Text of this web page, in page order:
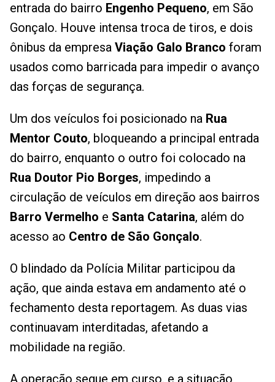
entrada do bairro Engenho Pequeno, em São
Gonçalo. Houve intensa troca de tiros, e dois
ônibus da empresa Viação Galo Branco foram
usados como barricada para impedir o avanço
das forças de segurança.
Um dos veículos foi posicionado na Rua
Mentor Couto, bloqueando a principal entrada
do bairro, enquanto o outro foi colocado na
Rua Doutor Pio Borges, impedindo a
circulação de veículos em direção aos bairros
Barro Vermelho e Santa Catarina, além do
acesso ao Centro de São Gonçalo.
O blindado da Polícia Militar participou da
ação, que ainda estava em andamento até o
fechamento desta reportagem. As duas vias
continuavam interditadas, afetando a
mobilidade na região.
A operação segue em curso, e a situação